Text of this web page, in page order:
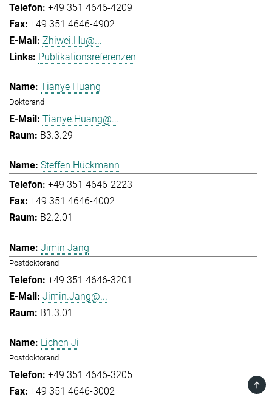
+49 351 4646-4209
+49 351 4646-4902
Zhiwei.Hu@...
Publikationsreferenzen
Tianye Huang
Doktorand
Tianye.Huang@...
B3.3.29
Steffen Hückmann
+49 351 4646-2223
+49 351 4646-4002
B2.2.01
Jimin Jang
Postdoktorand
+49 351 4646-3201
Jimin.Jang@...
B1.3.01
Lichen Ji
Postdoktorand
+49 351 4646-3205
+49 351 4646-3002
TOP